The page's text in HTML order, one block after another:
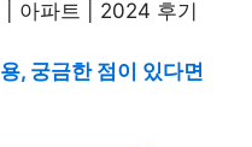
, 궁금한 점이 있다면